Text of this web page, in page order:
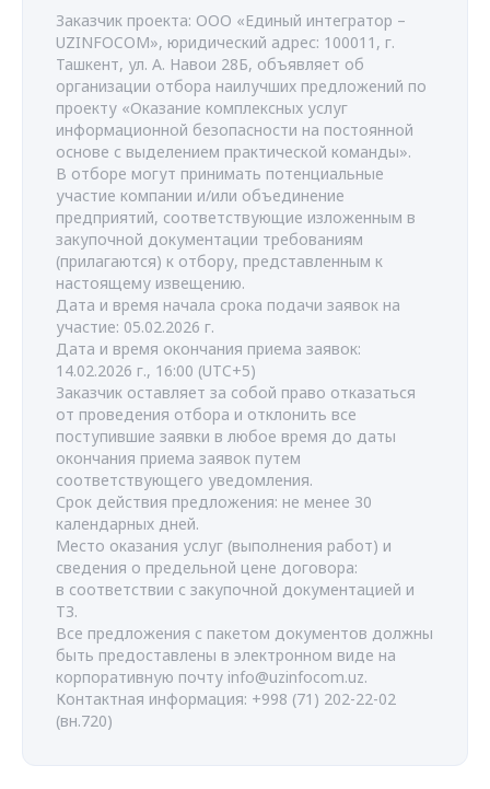
Заказчик проекта: ООО «Единый интегратор –
UZINFOCOM», юридический адрес: 100011, г.
Ташкент, ул. А. Навои 28Б, объявляет об
организации отбора наилучших предложений по
проекту «Оказание комплексных услуг
информационной безопасности на постоянной
основе с выделением практической команды».
В отборе могут принимать потенциальные
участие компании и/или объединение
предприятий, соответствующие изложенным в
закупочной документации требованиям
(прилагаются) к отбору, представленным к
настоящему извещению.
Дата и время начала срока подачи заявок на
участие: 05.02.2026 г.
Дата и время окончания приема заявок:
14.02.2026 г., 16:00 (UTC+5)
Заказчик оставляет за собой право отказаться
от проведения отбора и отклонить все
поступившие заявки в любое время до даты
окончания приема заявок путем
соответствующего уведомления.
Срок действия предложения: не менее 30
календарных дней.
Место оказания услуг (выполнения работ) и
сведения о предельной цене договора:
в соответствии с закупочной документацией и
ТЗ.
Все предложения с пакетом документов должны
быть предоставлены в электронном виде на
корпоративную почту info@uzinfocom.uz.
Контактная информация: +998 (71) 202-22-02
(вн.720)